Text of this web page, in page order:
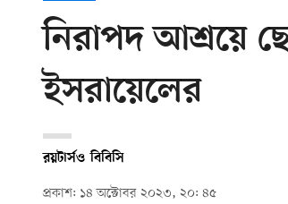
নিরাপদ আশ্রয়ে
ইসরায়েলের
রয়টার্সও বিবিসি
প্রকাশ: ১৪ অক্টোবর ২০২৩, ২০: ৪৫